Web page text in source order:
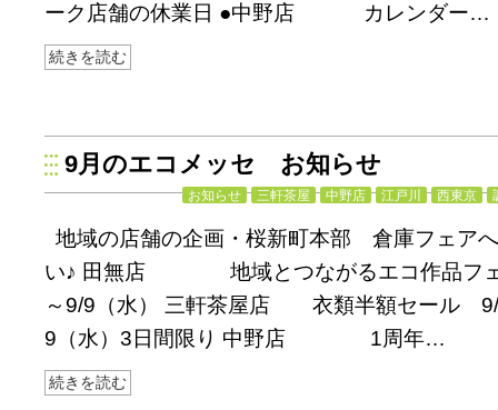
ーク店舗の休業日 ●中野店 カレンダー…
続きを読む
9月のエコメッセ お知らせ
お知らせ 三軒茶屋 中野店 江戸川 西東京
地域の店舗の企画・桜新町本部 倉庫フェア
い♪ 田無店 地域とつながるエコ作品フ
～9/9（水） 三軒茶屋店 衣類半額セール 9/
9（水）3日間限り 中野店 1周年…
続きを読む